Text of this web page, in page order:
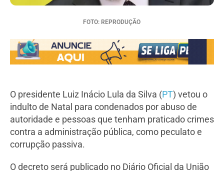
FOTO: REPRODUÇÃO
O presidente Luiz Inácio Lula da Silva (PT) vetou o
indulto de Natal para condenados por abuso de
autoridade e pessoas que tenham praticado crimes
contra a administração pública, como peculato e
corrupção passiva.
O decreto será publicado no Diário Oficial da União